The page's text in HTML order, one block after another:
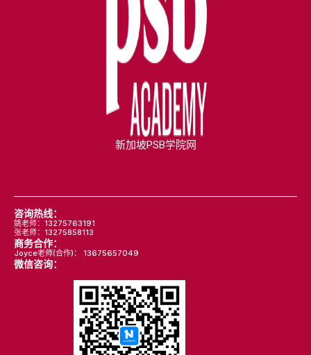
新加坡PSB学院网
咨询热线：
姚老师：13275763191
张老师：13275858113
商务合作：
Joyce老师(合作)： 13675657049
微信咨询：